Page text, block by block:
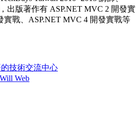
出版著作有 ASP.NET MVC 2 開發實
實戰、ASP.NET MVC 4 開發實戰等
技術交流中心
Web